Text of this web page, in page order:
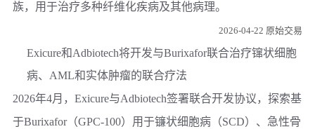
族，用于治疗多种纤维化疾病及其他病理。
2026-04-22 原始交易
Exicure和Adbiotech将开发与Burixafor联合治疗镩状细胞
病、AML和实体肿瘤的联合疗法
2026年4月，Exicure与Adbiotech签署联合开发协议，探索基
于Burixafor（GPC-100）用于镰状细胞病（SCD）、急性骨